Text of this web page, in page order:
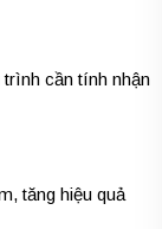
cần tính nhận
tăng hiệu quả